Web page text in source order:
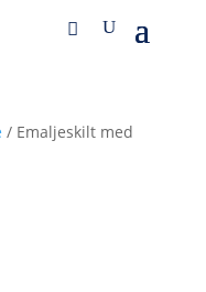
/ Emaljeskilt med